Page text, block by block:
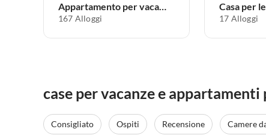
Appartamento per vacanze
167 Alloggi
Casa per
17 Alloggi
case per vacanze e
Consigliato Ospiti Recensione Camere